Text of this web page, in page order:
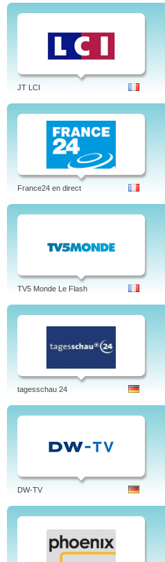
JT LCI
France24 en direct
TV5 Monde Le Flash
tagesschau 24
DW-TV